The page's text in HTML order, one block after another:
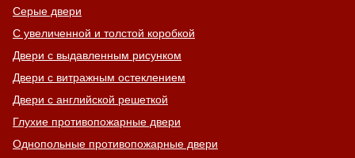
Серые двери
С увеличенной и толстой коробкой
Двери с выдавленным рисунком
Двери с витражным остеклением
Двери с английской решеткой
Глухие противопожарные двери
Однопольные противопожарные двери